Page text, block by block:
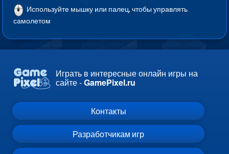
Используйте мышку или палец, чтобы управлять
самолетом
Играть в интересные онлайн игры на
сайте -GamePixel.ru
Контакты
Разработчикам игр